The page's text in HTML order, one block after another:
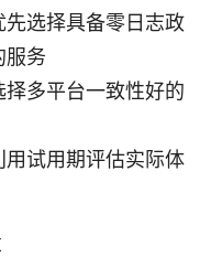
选择具备零日志政
服务
多平台一致性好的
试用期评估实际体